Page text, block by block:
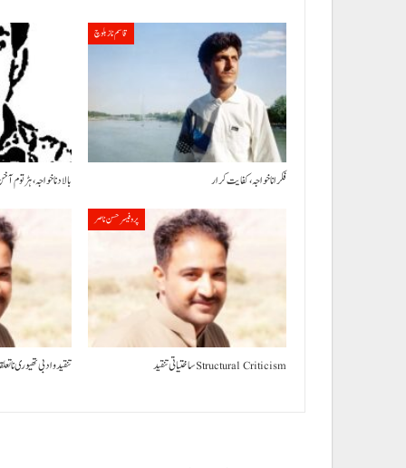
بالاد نا خواجہ، ہڑتوم
قاسم ناز بلوچ
فکر انا خواجہ، کفایت کرار
تنقید و ادبی تھیوری نا
پروفیسر حسن ناصر
ساختیاتی تنقید Structural Criticism